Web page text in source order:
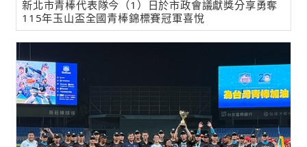
新北市青棒代表隊今（1）日於市政會議獻獎分享勇奪
115年玉山盃全國青棒錦標賽冠軍喜悅